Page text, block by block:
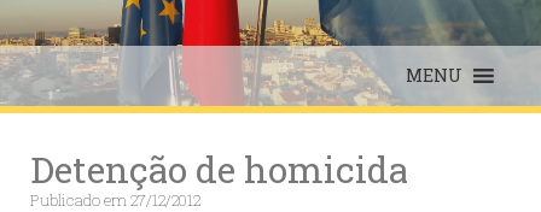
MENU
Detenção de homicida
Publicado em27/12/2012